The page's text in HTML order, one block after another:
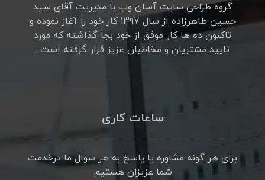
گروه طراحی سایت آسان وب با مدیریت آقای سید
حسین طاهرزاده از سال ۱۳۹۷ کار خود را آغاز نموده و
تاکنون ده ها کار موفق از خود بجا گذاشته که مورد
تایید مشتریان و مخاطبان عزیز قرار گرفته است .
ساعات کاری
برای هر گونه مشاوره یا پاسخ به هر سوال ما درخدمت
شما عزیزان هستیم